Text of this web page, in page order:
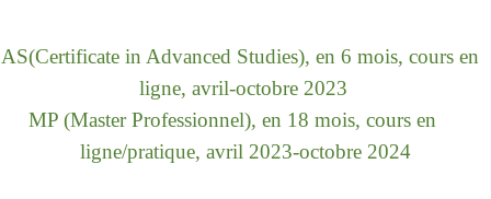
in Advanced Studies), en 6 mois, cours en
ligne, avril-octobre 2023
MP (Master Professionnel), en 18 mois, cours en
ligne/pratique, avril 2023-octobre 2024